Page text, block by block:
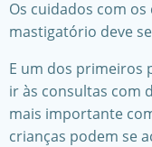
Os cuidados com
mastigatório deve
E um dos primeiros
ir às consultas com
mais importante
crianças podem se